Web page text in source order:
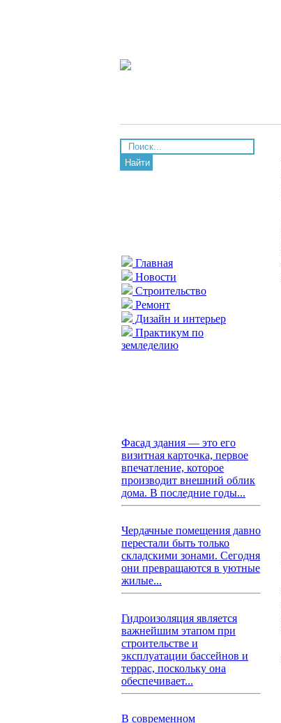
Найти
Главная
Новости
Строительство
Ремонт
Дизайн и интерьер
Практикум по
земледелию
Фасад здания — это его
визитная карточка, первое
впечатление, которое
производит внешний облик
дома. В последние годы...
Чердачные помещения давно
перестали быть только
складскими зонами. Сегодня
они превращаются в уютные
жилые...
Гидроизоляция является
важнейшим этапом при
строительстве и
эксплуатации бассейнов и
террас, поскольку она
обеспечивает...
В современном